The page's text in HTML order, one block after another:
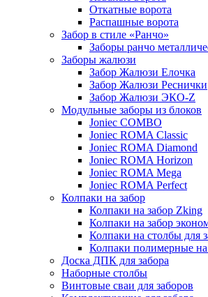
Откатные ворота
Распашные ворота
Забор в стиле «Ранчо»
Заборы ранчо
Заборы жалюзи
Забор Жалюзи Елочка
Забор Жалюзи Реснички
Забор Жалюзи ЭКО-Z
Модульные заборы из блоков
Joniec COMBO
Joniec ROMA Classic
Joniec ROMA Diamond
Joniec ROMA Horizon
Joniec ROMA Mega
Joniec ROMA Perfect
Колпаки на забор
Колпаки на забор Zking
Колпаки на забор
Колпаки на столбы для
Колпаки полимерные на
Доска ДПК для забора
Наборные столбы
Винтовые сваи для заборов